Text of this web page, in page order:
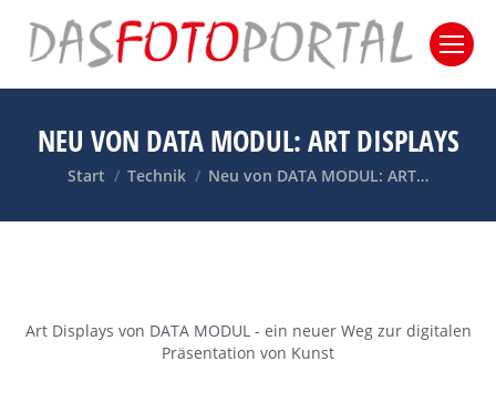
NEU VON DATA MODUL: ART DISPLAYS
Sie befinden sich hier:
Start Technik Neu von DATA MODUL: ART…
Art Displays von DATA MODUL - ein neuer Weg zur digitalen
Präsentation von Kunst